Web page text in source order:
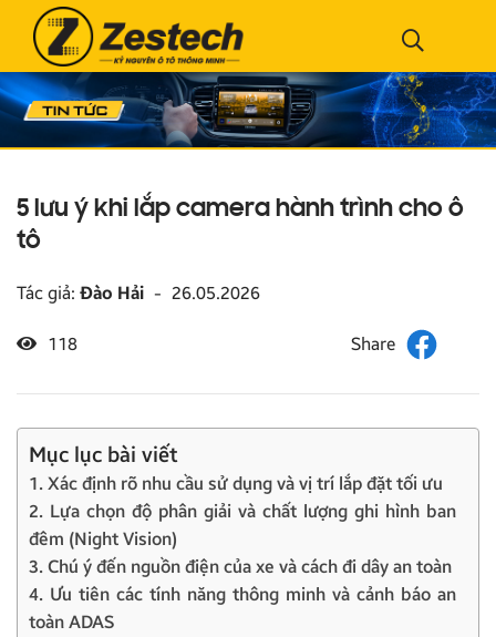
5 lưu ý khi lắp camera hành trình cho ô
tô
Tác giả: Đào Hải - 26.05.2026
118
Mục lục bài viết
1. Xác định rõ nhu cầu sử dụng và vị trí lắp đặt tối ưu
2. Lựa chọn độ phân giải và chất lượng ghi hình ban
đêm (Night Vision)
3. Chú ý đến nguồn điện của xe và cách đi dây an toàn
4. Ưu tiên các tính năng thông minh và cảnh báo an
toàn ADAS